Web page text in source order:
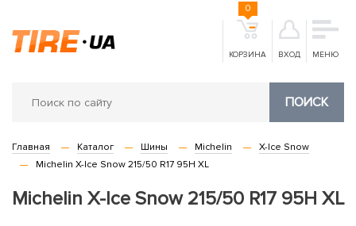
КОРЗИНА
0
ВХОД МЕНЮ
ПОИСК
Главная Каталог Шины Michelin
X-Ice Snow
Michelin X-Ice Snow 215/50 R17 95H XL
Michelin X-Ice Snow 215/50 R17 95H XL